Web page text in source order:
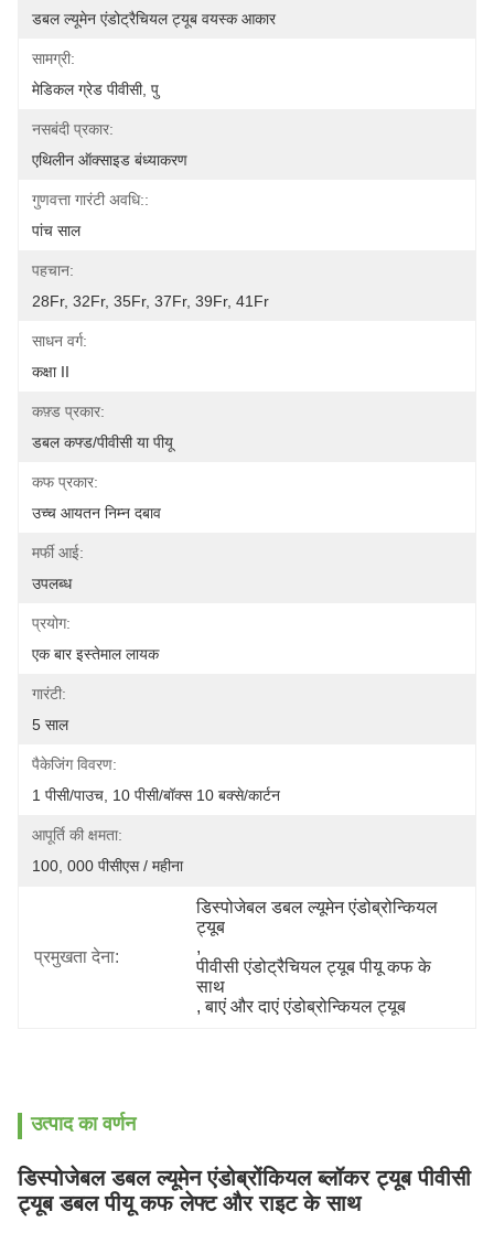
डबल ल्यूमेन एंडोट्रैचियल ट्यूब वयस्क आकार
सामग्री:
मेडिकल ग्रेड पीवीसी, पु
नसबंदी प्रकार:
एथिलीन ऑक्साइड बंध्याकरण
गुणवत्ता गारंटी अवधि::
पांच साल
पहचान:
28Fr, 32Fr, 35Fr, 37Fr, 39Fr, 41Fr
साधन वर्ग:
कक्षा II
कफ़्ड प्रकार:
डबल कफ्ड/पीवीसी या पीयू
कफ प्रकार:
उच्च आयतन निम्न दबाव
मर्फी आई:
उपलब्ध
प्रयोग:
एक बार इस्तेमाल लायक
गारंटी:
5 साल
पैकेजिंग विवरण:
1 पीसी/पाउच, 10 पीसी/बॉक्स 10 बक्से/कार्टन
आपूर्ति की क्षमता:
100, 000 पीसीएस / महीना
प्रमुखता देना:
डिस्पोजेबल डबल ल्यूमेन एंडोब्रोन्कियल
ट्यूब
,
पीवीसी एंडोट्रैचियल ट्यूब पीयू कफ के
साथ
, बाएं और दाएं एंडोब्रोन्कियल ट्यूब
उत्पाद का वर्णन
डिस्पोजेबल डबल ल्यूमेन एंडोब्रोंकियल ब्लॉकर ट्यूब पीवीसी
ट्यूब डबल पीयू कफ लेफ्ट और राइट के साथ